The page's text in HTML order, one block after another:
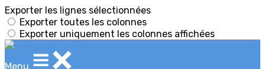
Exporter les lignes sélectionnées
Exporter toutes les colonnes
Exporter uniquement les colonnes affichées
Menu